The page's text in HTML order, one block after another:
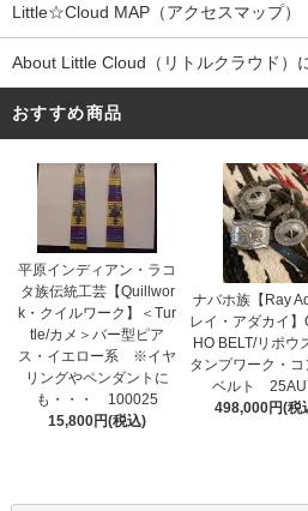
Little☆Cloud MAP（アクセスマップ）
About Little Cloud（リトルクラウド）
おすすめ商品
平原インディアン・ラコ
タ族伝統工芸【Quillwor
k・クイルワーク】＜Tur
tle/カメ＞バー型ピア
ス・イエロー系 ※イヤ
リングやペンダントに
も・・・ 100025
15,800円(税込)
ナバホ族【Ray
レイ・アダカイ】
HO BELT/リポウ
タンプワーク・コ
ベルト
498,000円(税